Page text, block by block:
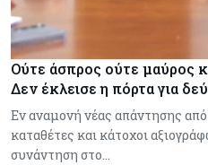
Ούτε άσπρος ούτε μαύρος
Δεν έκλεισε η πόρτα για
Εν αναμονή νέας απάντησης
καταθέτες και κάτοχοι
συνάντηση στο…